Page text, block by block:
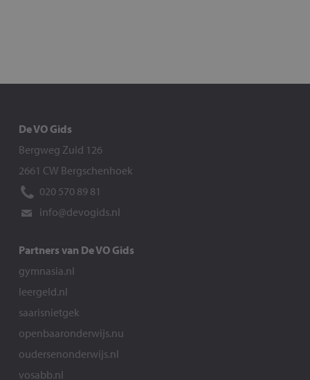
De VO Gids
Bergweg Zuid 126
2661 CW Bergschenhoek
020 570 89 81
info@devogids.nl
Partners van De VO Gids
gymnasia.nl
leergeld.nl
saarisnietgek
openbaaronderwijs.nu
oudersenonderwijs.nl
vosabb.nl